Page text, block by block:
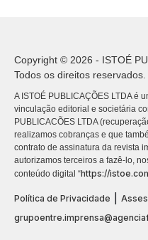
Copyright © 2026 - ISTOÉ
Todos os direitos reservados.
A ISTOÉ PUBLICAÇÕES LTDA é
vinculação editorial e societária
PUBLICACÕES LTDA
realizamos cobranças e que
contrato de assinatura da revista
autorizamos terceiros a fazê-lo,
conteúdo digital “https://
Política de Privacidade